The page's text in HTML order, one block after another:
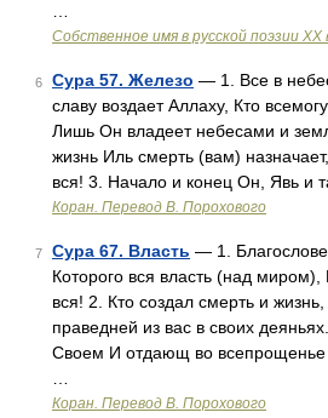
Собственное имя в русской поэзии
6 Сура 57. Железо — 1. Все в
славу воздает Аллаху, Кто
Лишь Он владеет небесами и
жизнь Иль смерть (вам)
вся! 3. Начало и конец Он, Явь и
Коран. Перевод В. Порохового
7 Сура 67. Власть — 1.
Которого вся власть (над
вся! 2. Кто создал смерть и
праведней из вас в своих
Своем И отдающ во всепрощенье
Коран. Перевод В. Порохового